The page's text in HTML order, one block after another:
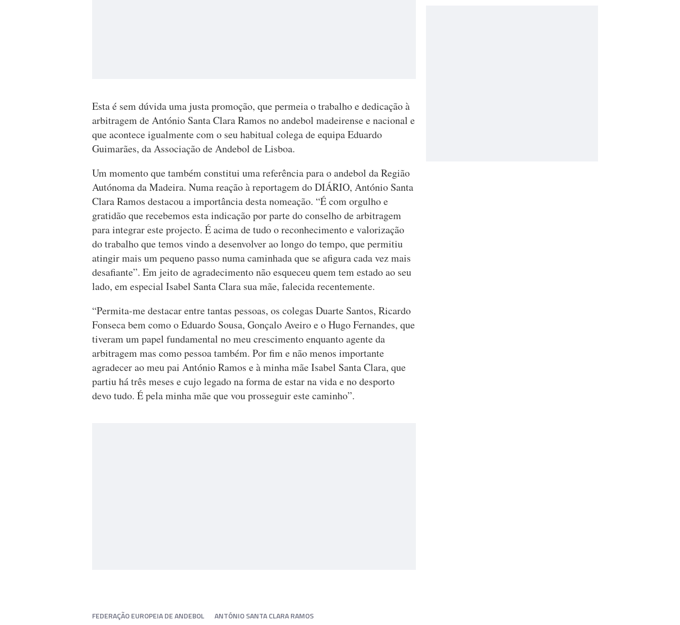
Esta é sem dúvida uma justa promoção, que permeia o trabalho e dedicação à
arbitragem de António Santa Clara Ramos no andebol madeirense e nacional e
que acontece igualmente com o seu habitual colega de equipa Eduardo
Guimarães, da Associação de Andebol de Lisboa.
Um momento que também constitui uma referência para o andebol da Região
Autónoma da Madeira. Numa reação à reportagem do DIÁRIO, António Santa
Clara Ramos destacou a importância desta nomeação. “É com orgulho e
gratidão que recebemos esta indicação por parte do conselho de arbitragem
para integrar este projecto. É acima de tudo o reconhecimento e valorização
do trabalho que temos vindo a desenvolver ao longo do tempo, que permitiu
atingir mais um pequeno passo numa caminhada que se afigura cada vez mais
desafiante”. Em jeito de agradecimento não esqueceu quem tem estado ao seu
lado, em especial Isabel Santa Clara sua mãe, falecida recentemente.
“Permita-me destacar entre tantas pessoas, os colegas Duarte Santos, Ricardo
Fonseca bem como o Eduardo Sousa, Gonçalo Aveiro e o Hugo Fernandes, que
tiveram um papel fundamental no meu crescimento enquanto agente da
arbitragem mas como pessoa também. Por fim e não menos importante
agradecer ao meu pai António Ramos e à minha mãe Isabel Santa Clara, que
partiu há três meses e cujo legado na forma de estar na vida e no desporto
devo tudo. É pela minha mãe que vou prosseguir este caminho”.
FEDERAÇÃO EUROPEIA DE ANDEBOL ANTÓNIO SANTA CLARA RAMOS